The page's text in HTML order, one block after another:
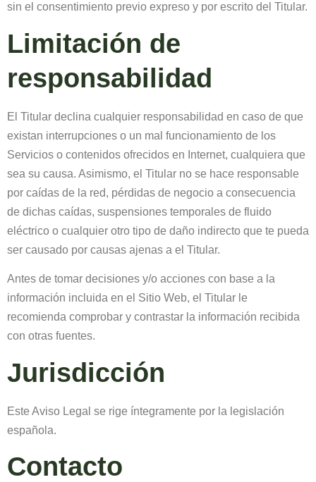
sin el consentimiento previo expreso y por escrito del Titular.
Limitación de
responsabilidad
El Titular declina cualquier responsabilidad en caso de que
existan interrupciones o un mal funcionamiento de los
Servicios o contenidos ofrecidos en Internet, cualquiera que
sea su causa. Asimismo, el Titular no se hace responsable
por caídas de la red, pérdidas de negocio a consecuencia
de dichas caídas, suspensiones temporales de fluido
eléctrico o cualquier otro tipo de daño indirecto que te pueda
ser causado por causas ajenas a el Titular.
Antes de tomar decisiones y/o acciones con base a la
información incluida en el Sitio Web, el Titular le
recomienda comprobar y contrastar la información recibida
con otras fuentes.
Jurisdicción
Este Aviso Legal se rige íntegramente por la legislación
española.
Contacto